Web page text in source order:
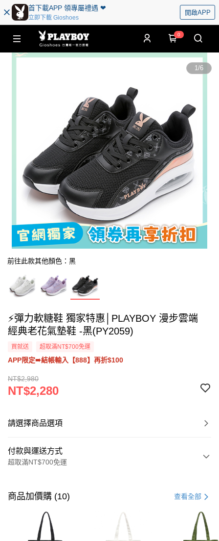
首下載APP 領專屬禮遇 ❤︎
立即下載 Gioshoes
開啟APP
0
1/6
前往此款其他顏色：黑
⚡彈力軟糖鞋 獨家特惠│PLAYBOY 漫步雲端
經典老花氣墊鞋 -黑(PY2059)
買就送 超取滿NT$700免運
APP限定➠結帳輸入【888】再折$100
NT$2,980
NT$2,280
請選擇商品選項
付款與運送方式
超取滿NT$700免運
信用卡一次付款
超商取貨付款
商品加價購 (10) 查看全部